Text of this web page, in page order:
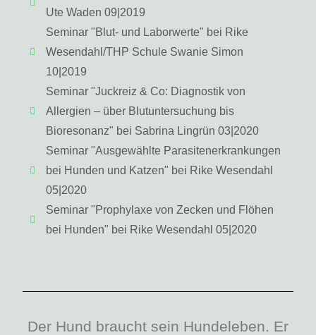
Ute Waden 09|2019
Seminar "Blut- und Laborwerte" bei Rike
Wesendahl/THP Schule Swanie Simon
10|2019
Seminar "Juckreiz & Co: Diagnostik von
Allergien – über Blutuntersuchung bis
Bioresonanz" bei Sabrina Lingrün 03|2020
Seminar "Ausgewählte Parasitenerkrankungen
bei Hunden und Katzen" bei Rike Wesendahl
05|2020
Seminar "Prophylaxe von Zecken und Flöhen
bei Hunden" bei Rike Wesendahl 05|2020
Der Hund braucht sein Hundeleben. Er